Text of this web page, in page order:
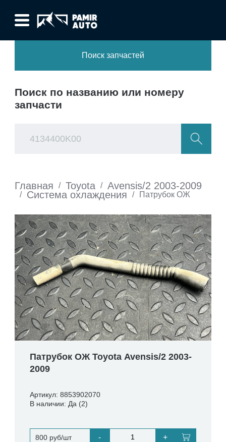
Поиск запчастей
Поиск по названию или номеру
запчасти
Главная / Toyota / Avensis/2 2003-2009
/ Система охлаждения / Патрубок ОЖ
Патрубок ОЖ Toyota Avensis/2 2003-
2009
Артикул: 8853902070
В наличии: Да (2)
800 руб/шт - +